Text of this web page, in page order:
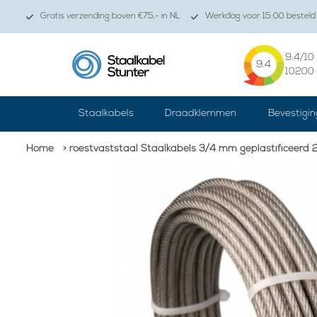
Gratis verzending boven €75,- in NL Werkdag voor 15:00
9.4
9.4/10
10200
Staalkabels Draadklemmen
Home > roestvaststaal Staalkabels 3/4 mm geplastificeerd